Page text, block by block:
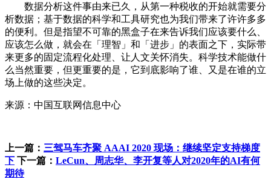
数据分析这件事由来已久，从第一种税收的开始就需要分
析数据；基于数据的科学和工具研究也为我们带来了许许多多
的便利。但是指望不可靠的黑盒子在来告诉我们应该要什么、
应该怎么做，就会在「理智」和「进步」的表面之下，实际带
来更多的固定流程化处理、让人文关怀消失。科学技术能做什
么当然重要，但更重要的是，它到底影响了谁、又是在谁的立
场上做的这些决定。
来源：中国互联网信息中心
上一篇： 三驾马车齐聚 AAAI 2020 现场：继续坚定支持梯度
下 下一篇： LeCun、周志华、李开复等人对2020年的AI有何
期待